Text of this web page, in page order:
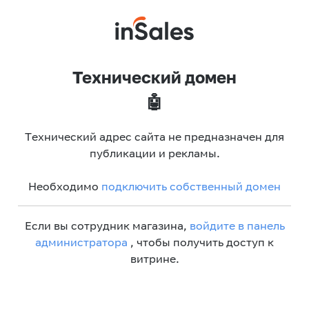
Технический домен
🤖
Технический адрес сайта не предназначен для
публикации и рекламы.
Необходимо подключить собственный домен
Если вы сотрудник магазина, войдите в панель
администратора , чтобы получить доступ к
витрине.